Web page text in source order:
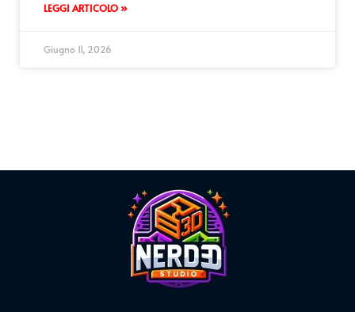
LEGGI ARTICOLO »
Giugno 11, 2026